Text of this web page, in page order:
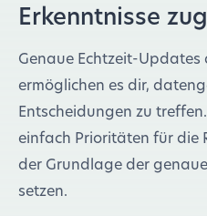
Erkenntnisse
Genaue Echtzeit-Updates
ermöglichen es dir,
Entscheidungen zu
einfach Prioritäten für die
der Grundlage der
setzen.